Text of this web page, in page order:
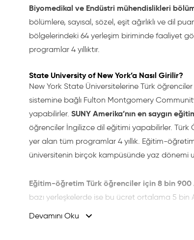
Biyomedikal ve Endüstri mühendislikleri
bölümlere, sayısal, sözel, eşit ağırlıklı ve dil
bölgelerindeki 64 yerleşim biriminde faaliyet
programlar 4 yıllıktır.
State University of New York’a Nasıl Girilir?
New York State Üniversitelerine Türk
sistemine bağlı Fulton Montgomery
yapabilirler. SUNY Amerika’nın en saygın
öğrenciler İngilizce dil eğitimi yapabilirler. Türk
yer alan tüm programlar 4 yıllık. Eğitim-
üniversitenin birçok kampüsünde yaz dönemi
Eğitim-öğretim Türk öğrenciler için 8 bin 900
bazı yerleşkelerde ise bu ücret ortalama 5 bin
ücreti 5 bin 900 dolardır. Üniversiteye kayıt-
Devamını Oku